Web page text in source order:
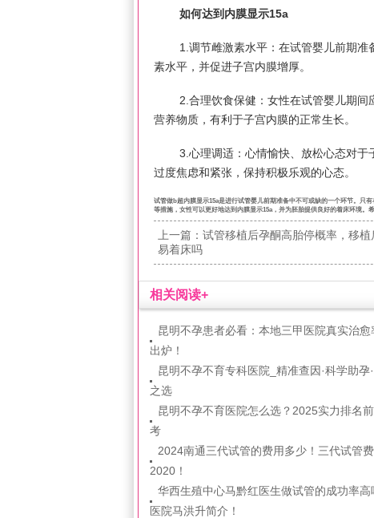
如何达到内膜显示15a
1.调节雌激素水平：在试管婴儿前期
素水平，并促进子宫内膜增厚。
2.合理饮食保健：女性在试管婴儿期
营养物质，有利于子宫内膜的正常生长。
3.心理调适：心情愉快、放松心态对
过度焦虑和紧张，保持积极乐观的心态。
试管做b超内膜显示15a是进行试管婴儿前期准备中不可或缺的一个环节。只
等措施，女性可以更好地达到内膜显示15a，并为胚胎提供良好的着床环境。
上一篇： 试管移植后孕酮高胎停概率，移植
易着床吗
相关阅读+
昆明不孕患者必看：本地三甲医院真实治愈
出炉！
昆明不孕不育专科医院_精准查因·科学助孕
之选
昆明不孕不育医院怎么选？2025实力排名
考
2024南通三代试管的费用多少！三代试管
2020！
华西生殖中心马黔红医生做试管的成功率高
医院马洪升简介！